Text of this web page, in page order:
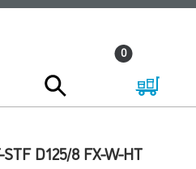
0
D125/8 FX-W-HT